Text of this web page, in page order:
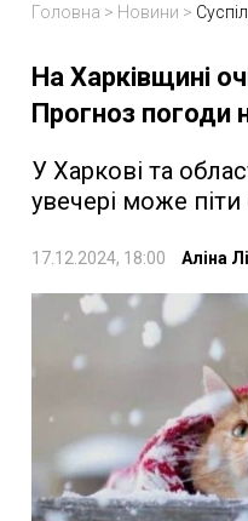
Головна > Новини >
На Харківщині
Прогноз погоди
У Харкові та
увечері може
17.12.2024, 18:00 Аліна